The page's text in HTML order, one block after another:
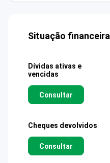
Situação financeira
Dívidas ativas e
vencidas
Consultar
Cheques devolvidos
Consultar